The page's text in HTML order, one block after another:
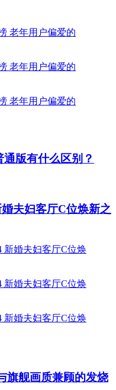
版有什么区别？
夫妇客厅C位焕新之
旗舰画质兼顾的发烧